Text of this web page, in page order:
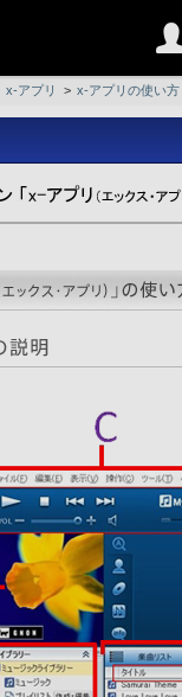
x-アプリ > x-アプリの使い方